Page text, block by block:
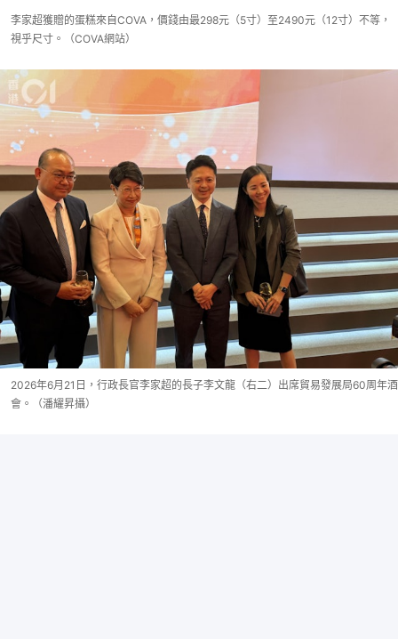
李家超獲贈的蛋糕來自COVA，價錢由最298元（5寸）至2490元（12寸）不等，
視乎尺寸。（COVA網站）
2026年6月21日，行政長官李家超的長子李文龍（右二）出席貿易發展局60周年酒
會。（潘耀昇攝）